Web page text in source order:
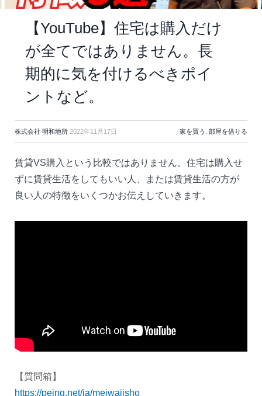
【YouTube】住宅は購入だけ
が全てではありません。長
期的に気を付けるべきポイ
ントなど。
株式会社 明和地所 2022年11月17日 家を買う , 部屋を借りる
賃貸VS購入という比較ではありません。住宅は購入せ
ずに賃貸生活をしてもいい人、または賃貸生活の方が
良い人の特徴をいくつかお伝えしていきます。
【質問箱】
https://peing.net/ja/meiwajisho